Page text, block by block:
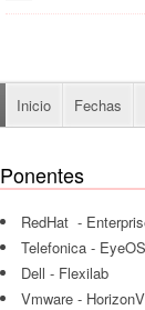
Inicio Fechas
Ponentes
RedHat -
Telefonica - EyeOS
Dell - Flexilab
Vmware -